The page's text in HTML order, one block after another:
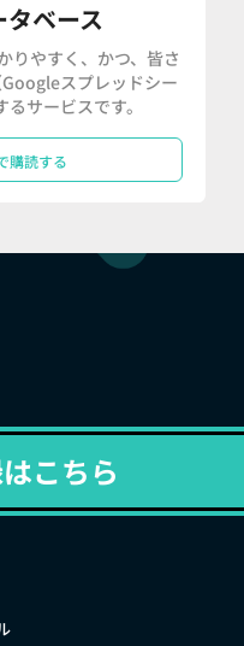
ベース
りやすく、かつ、皆さ
スプレッドシー
サービスです。
購読する
こちら